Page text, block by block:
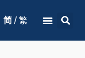
简 / 繁